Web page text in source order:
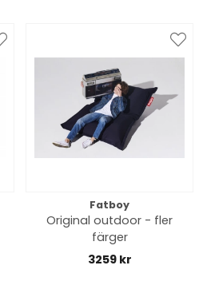
Fatboy
Original outdoor - fler
färger
3259 kr